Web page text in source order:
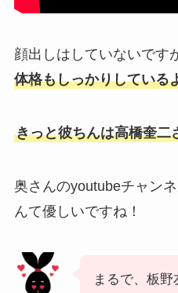
顔出しはしていないです
体格もしっかりしている
きっと彼ちんは高橋奎二
奥さんのyoutubeチャン
んて優しいですね！
まるで、板